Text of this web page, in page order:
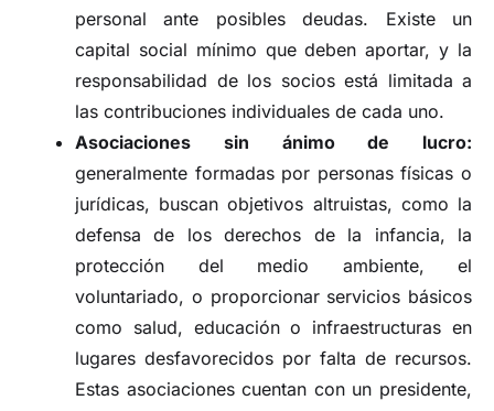
personal ante posibles deudas. Existe un
capital social mínimo que deben aportar, y la
responsabilidad de los socios está limitada a
las contribuciones individuales de cada uno.
Asociaciones sin ánimo de lucro:
generalmente formadas por personas físicas o
jurídicas, buscan objetivos altruistas, como la
defensa de los derechos de la infancia, la
protección del medio ambiente, el
voluntariado, o proporcionar servicios básicos
como salud, educación o infraestructuras en
lugares desfavorecidos por falta de recursos.
Estas asociaciones cuentan con un presidente,